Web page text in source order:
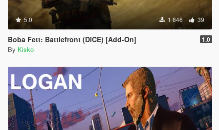
5.0 1 846 39
Boba Fett: Battlefront (DICE) [Add-On] 1.0
By Kisko